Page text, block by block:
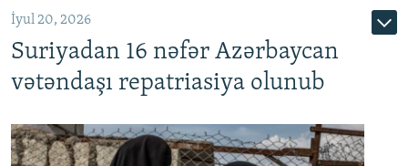
Auto
İyul 20, 2026
Suriyadan 16 nəfər Azərbaycan
vətəndaşı repatriasiya olunub